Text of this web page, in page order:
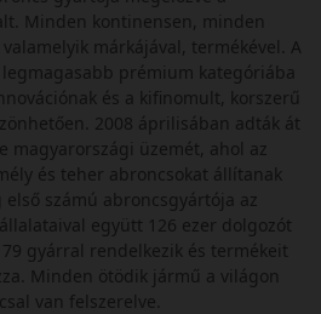
Minden kontinensen, minden
márkájával, termékével. A
prémium kategóriába
és a kifinomult, korszerű
2008 áprilisában adták át
magyarországi üzemét, ahol az
és teher abroncsokat állítanak
számú abroncsgyártója az
együtt 126 ezer dolgozót
gyárral rendelkezik és termékeit
Minden ötödik jármű a világon
van felszerelve.